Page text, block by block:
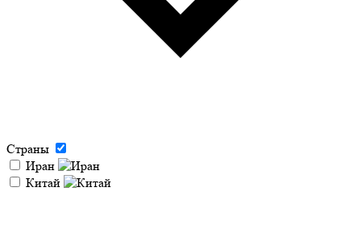
Страны
Иран
Китай